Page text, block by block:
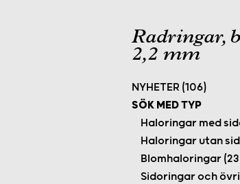
Radringar,
2,2 mm
NYHETER (106)
SÖK MED TYP
Haloringar med
Haloringar utan
Blomhaloringar
Sidoringar och